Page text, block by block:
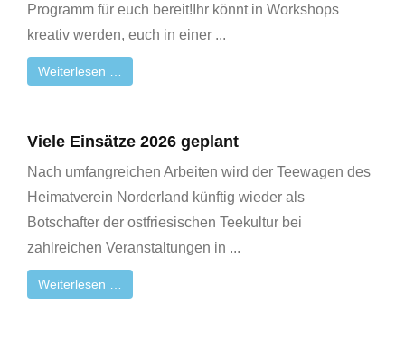
Programm für euch bereit!Ihr könnt in Workshops
kreativ werden, euch in einer ...
Weiterlesen …
Viele Einsätze 2026 geplant
Nach umfangreichen Arbeiten wird der Teewagen des
Heimatverein Norderland künftig wieder als
Botschafter der ostfriesischen Teekultur bei
zahlreichen Veranstaltungen in ...
Weiterlesen …